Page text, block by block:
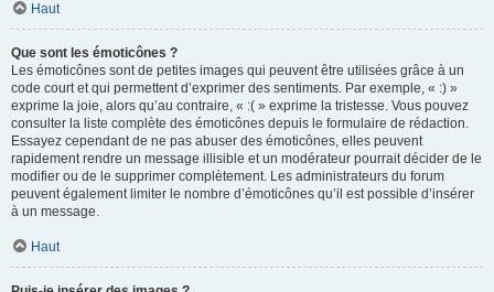
Haut
Que sont les émoticônes ?
Les émoticônes sont de petites images qui peuvent être utilisées grâce à un
code court et qui permettent d’exprimer des sentiments. Par exemple, « :) »
exprime la joie, alors qu’au contraire, « :( » exprime la tristesse. Vous pouvez
consulter la liste complète des émoticônes depuis le formulaire de rédaction.
Essayez cependant de ne pas abuser des émoticônes, elles peuvent
rapidement rendre un message illisible et un modérateur pourrait décider de le
modifier ou de le supprimer complètement. Les administrateurs du forum
peuvent également limiter le nombre d’émoticônes qu’il est possible d’insérer
à un message.
Haut